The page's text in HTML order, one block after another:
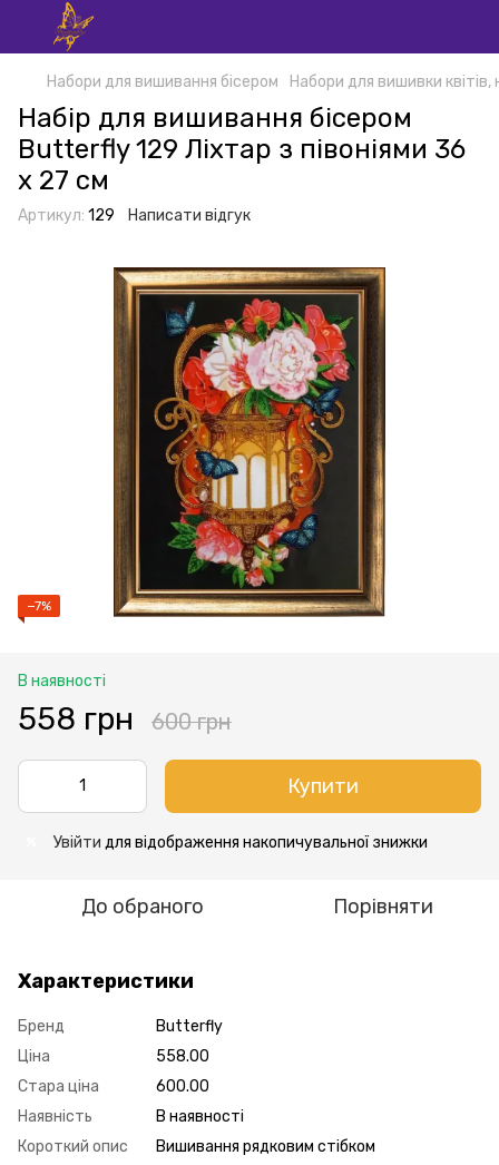
Набори для вишивання бісером Набори для вишивки
Набір для вишивання бісером
Butterfly 129 Ліхтар з півоніями 36
х 27 см
Артикул: 129 Написати відгук
−7%
В наявності
558 грн 600 грн
Купити
Увійти для відображення накопичувальної знижки
До обраного Порівняти
Характеристики
Бренд
Butterfly
Ціна
558.00
Стара ціна
600.00
Наявність
В наявності
Короткий опис
Вишивання рядковим стібком